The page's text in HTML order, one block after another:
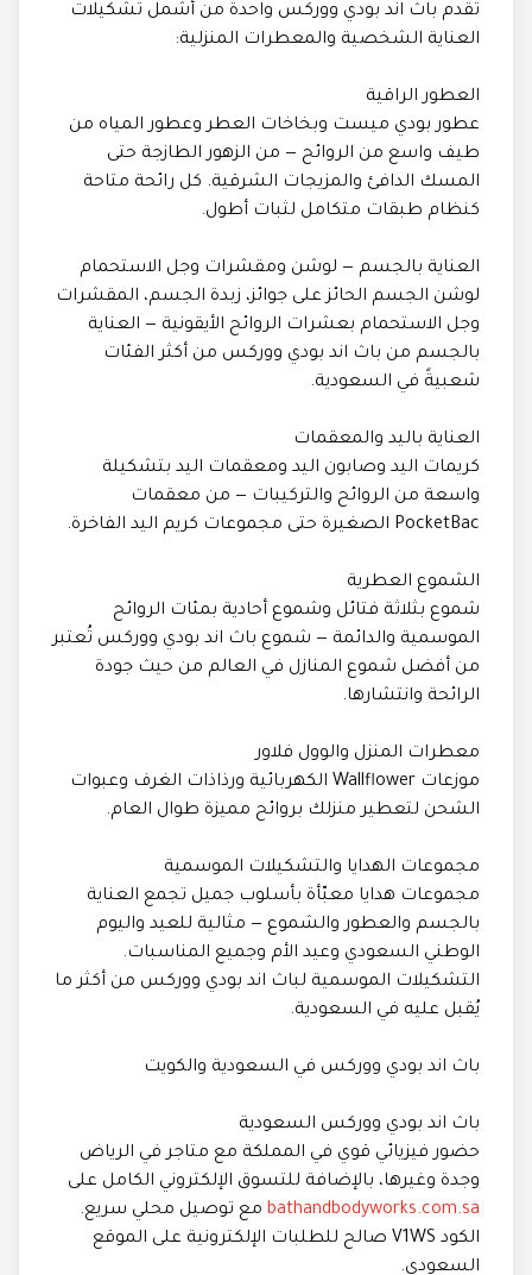
تقدم باث اند بودي ووركس واحدة من أشمل تشكيلات
العناية الشخصية والمعطرات المنزلية:
العطور الراقية
عطور بودي ميست وبخاخات العطر وعطور المياه من
طيف واسع من الروائح — من الزهور الطازجة حتى
المسك الدافئ والمزيجات الشرقية. كل رائحة متاحة
كنظام طبقات متكامل لثبات أطول.
العناية بالجسم — لوشن ومقشرات وجل الاستحمام
لوشن الجسم الحائز على جوائز، زبدة الجسم، المقشرات
وجل الاستحمام بعشرات الروائح الأيقونية — العناية
بالجسم من باث اند بودي ووركس من أكثر الفئات
شعبيةً في السعودية.
العناية باليد والمعقمات
كريمات اليد وصابون اليد ومعقمات اليد بتشكيلة
واسعة من الروائح والتركيبات — من معقمات
PocketBac الصغيرة حتى مجموعات كريم اليد الفاخرة.
الشموع العطرية
شموع بثلاثة فتائل وشموع أحادية بمئات الروائح
الموسمية والدائمة — شموع باث اند بودي ووركس تُعتبر
من أفضل شموع المنازل في العالم من حيث جودة
الرائحة وانتشارها.
معطرات المنزل والوول فلاور
موزعات Wallflower الكهربائية ورذاذات الغرف وعبوات
الشحن لتعطير منزلك بروائح مميزة طوال العام.
مجموعات الهدايا والتشكيلات الموسمية
مجموعات هدايا معبّأة بأسلوب جميل تجمع العناية
بالجسم والعطور والشموع — مثالية للعيد واليوم
الوطني السعودي وعيد الأم وجميع المناسبات.
التشكيلات الموسمية لباث اند بودي ووركس من أكثر ما
يُقبل عليه في السعودية.
باث اند بودي ووركس في السعودية والكويت
باث اند بودي ووركس السعودية
حضور فيزيائي قوي في المملكة مع متاجر في الرياض
وجدة وغيرها، بالإضافة للتسوق الإلكتروني الكامل على
bathandbodyworks.com.sa مع توصيل محلي سريع.
الكود V1WS صالح للطلبات الإلكترونية على الموقع
السعودي.